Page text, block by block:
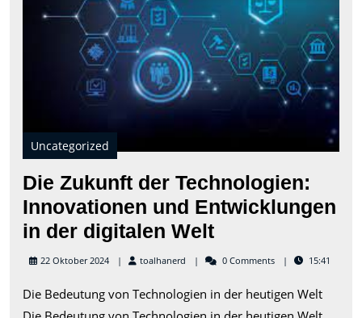
und
Uncategorized
Die Zukunft der Technologien:
Innovationen und Entwicklungen
in der digitalen WeltDie
Zukunft
Technologien:
22 Oktober 2024 toalhanerd toalhanerd0 Comments 15:41
Die Bedeutung von Technologien in der heutigen Welt